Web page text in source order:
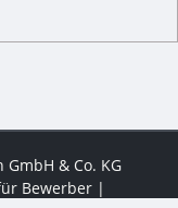
GmbH & Co. KG
Bewerber |